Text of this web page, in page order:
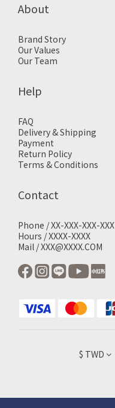
About
Brand Story
Our Values
Our Team
Help
FAQ
Delivery & Shipping
Payment
Return Policy
Terms & Conditions
Contact
Phone / XX-XXX-XXX-XXX
Hours / XXXX-XXXX
Mail / XXX@XXXX.COM
$ TWD